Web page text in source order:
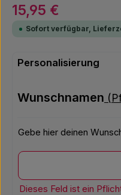
Regulärer Preis:
15,95 €
Sofort verfügbar,
Personalisierung
Wunschnamen
Gebe hier deinen
Wunschnamen
Dieses Feld ist ein